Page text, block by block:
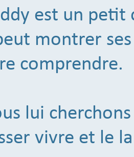
est un petit
montrer
comprendre.
lui
vivre et le